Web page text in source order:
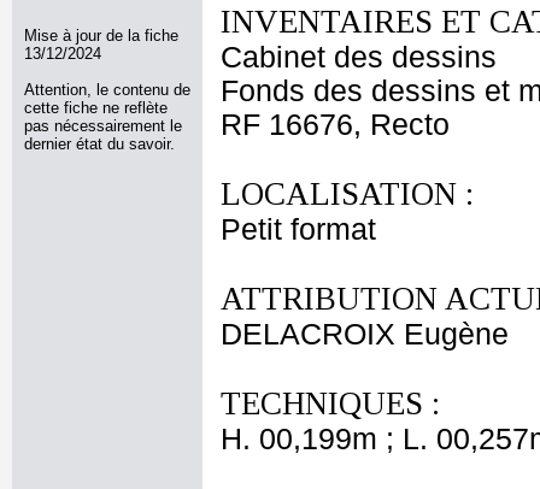
Mise à jour de la fiche
13/12/2024
Attention, le contenu de
cette fiche ne reflète
pas nécessairement le
dernier état du savoir.
INVENTAIRES ET
Cabinet des dessins
Fonds des dessins et
RF 16676, Recto
LOCALISATION :
Petit format
ATTRIBUTION
DELACROIX Eugène
TECHNIQUES :
H. 00,199m ; L.